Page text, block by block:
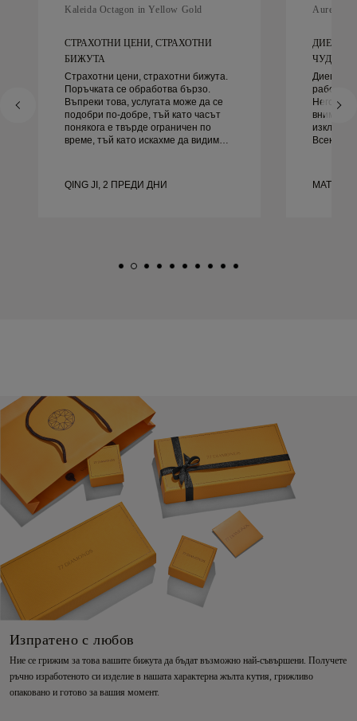
Kaleida Octagon in Yellow Gold
СТРАХОТНИ ЦЕНИ, СТРАХОТНИ
БИЖУТА
Страхотни цени, страхотни бижута.
Поръчката се обработва бързо.
Въпреки това, услугата може да се
подобри по-добре, тъй като часът
понякога е твърде ограничен по
време, тъй като искахме да видим
бижута. Жена ми е щастлива.
QING JI, 2 ПРЕДИ ДНИ
Aurelle in
ДИЕГО
ЧУДЕСЕН
Диего
работа
Всеки
го
Изпратено с любов
Ние се грижим за това вашите бижута да бъдат възможно най-съвършени. Получете
ръчно изработеното си изделие в нашата характерна жълта кутия, грижливо
опаковано и готово за вашия момент.